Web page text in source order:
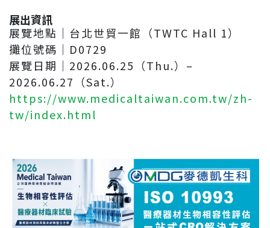
展出資訊
展覽地點｜台北世貿一館（TWTC Hall 1）
攤位號碼｜D0729
展覽日期｜2026.06.25（Thu.）–
2026.06.27（Sat.）
https://www.medicaltaiwan.com.tw/zh-
tw/index.html